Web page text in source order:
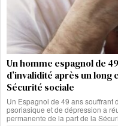
Un homme espagnol de
d’invalidité après un
Sécurité sociale
Un Espagnol de 49 ans souffrant
psoriasique et de dépression a
permanente de la part de la